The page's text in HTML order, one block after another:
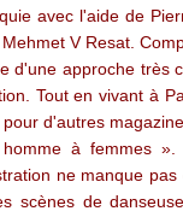
avec l'aide de
V Resat.
d'une approche très
Tout en vivant à
d'autres
à femmes ».
ne manque
scènes de